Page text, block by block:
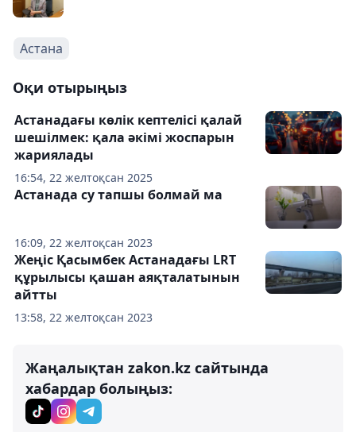
Астана
Оқи отырыңыз
16:54, 22 желтоқсан 2025
Астанадағы көлік кептелісі қалай
шешілмек: қала әкімі жоспарын
жариялады
16:09, 22 желтоқсан 2023
Астанада су тапшы болмай ма
13:58, 22 желтоқсан 2023
Жеңіс Қасымбек Астанадағы LRT
құрылысы қашан аяқталатынын
айтты
Жаңалықтан zakon.kz сайтында
хабардар болыңыз: